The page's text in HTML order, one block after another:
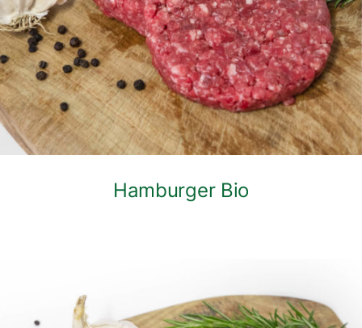
Hamburger Bio